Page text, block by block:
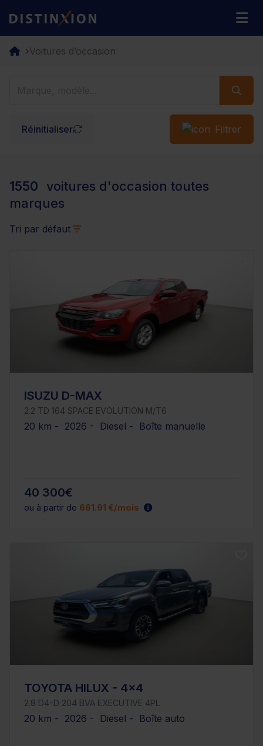
Distinxion
Voitures d’occasion
Réinitialiser Filtrer
1550
voitures d'occasion toutes
marques
Tri par défaut
ISUZU D-MAX
2.2 TD 164 SPACE EVOLUTION M/T6
20 km - 2026 - Diesel - Boîte manuelle
40 300€
ou à partir de 661.91 €/mois
TOYOTA HILUX - 4x4
2.8 D4-D 204 BVA EXECUTIVE 4PL
20 km - 2026 - Diesel - Boîte auto